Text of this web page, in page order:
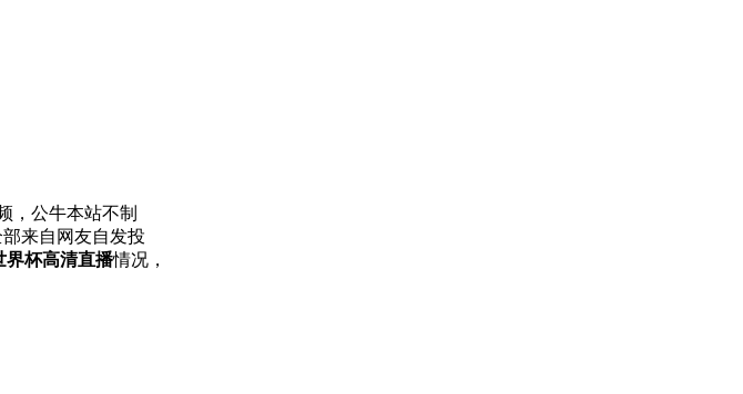
，公牛本站不制
来自网友自发投
界杯高清直播情况，